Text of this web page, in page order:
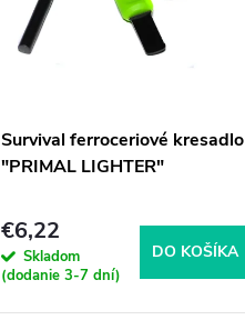
Survival ferroceriové kresadlo
"PRIMAL LIGHTER"
€6,22
Skladom
(dodanie 3-7 dní)
DO KOŠÍKA